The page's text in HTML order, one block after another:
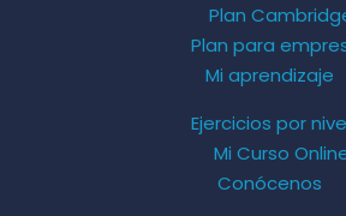
Plan
Plan para
Mi aprendizaje
Ejercicios por
Mi Curso
Conócenos